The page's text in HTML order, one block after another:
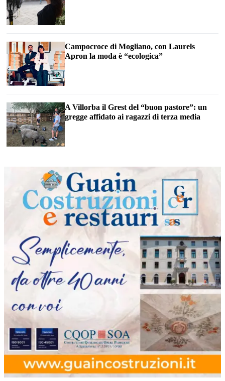
Campocroce di Mogliano, con Laurels
Apron la moda è “ecologica”
A Villorba il Grest del “buon pastore”: un
gregge affidato ai ragazzi di terza media